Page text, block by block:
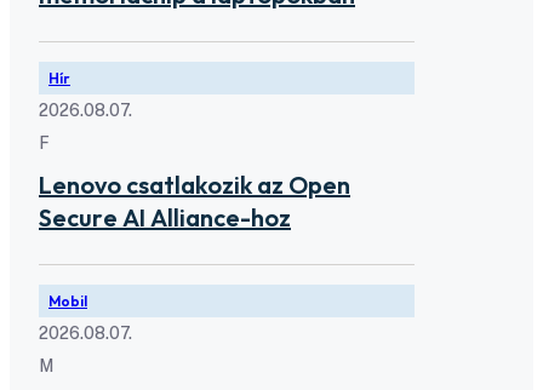
Hír
2026.08.07.
F
Lenovo csatlakozik az Open
Secure AI Alliance-hoz
Mobil
2026.08.07.
M